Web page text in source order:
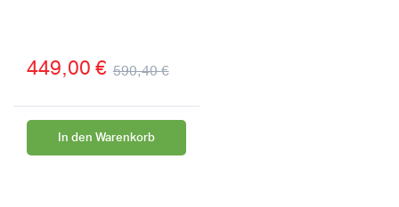
590,40€
449,00 €
In den Warenkorb